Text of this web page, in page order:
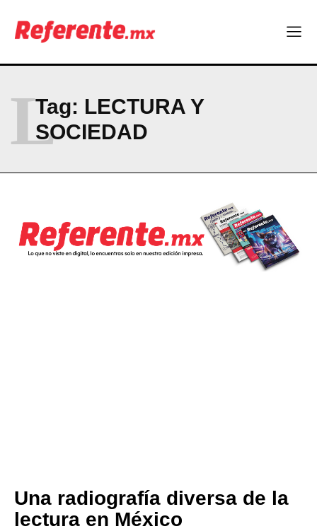
CONTACT
PRIVACY POLICY
NEWSLETTER
Tag: LECTURA Y
SOCIEDAD
L
Una radiografía diversa de la
lectura en México